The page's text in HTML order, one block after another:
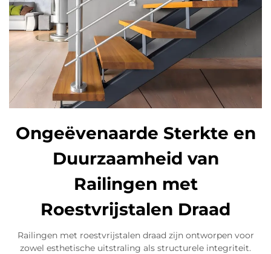
Ongeëvenaarde Sterkte en
Duurzaamheid van
Railingen met
Roestvrijstalen Draad
Railingen met roestvrijstalen draad zijn ontworpen voor
zowel esthetische uitstraling als structurele integriteit.